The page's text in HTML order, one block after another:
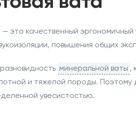
— это качественный
повышения общих
минеральной ваты ,
и тяжелой породы.
увесистостью.